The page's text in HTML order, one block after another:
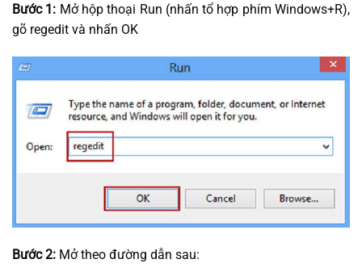
Bước 1: Mở hộp thoại Run (nhấn tổ hợp phím Windows+R),
gõ regedit và nhấn OK
Bước 2: Mở theo đường dẫn sau: